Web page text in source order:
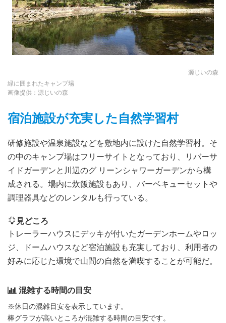
源じいの森
緑に囲まれたキャンプ場
画像提供：源じいの森
宿泊施設が充実した自然学習村
研修施設や温泉施設などを敷地内に設けた自然学習村。そ
の中のキャンプ場はフリーサイトとなっており、リバーサ
イドガーデンと川辺のグ リーンシャワーガーデンから構
成される。場内に炊飯施設もあり、バーベキューセットや
調理器具などのレンタルも行っている。
見どころ
トレーラーハウスにデッキが付いたガーデンホームやロッ
ジ、ドームハウスなど宿泊施設も充実しており、利用者の
好みに応じた環境で山間の自然を満喫することが可能だ。
混雑する時間の目安
※休日の混雑目安を表示しています。
棒グラフが高いところが混雑する時間の目安です。